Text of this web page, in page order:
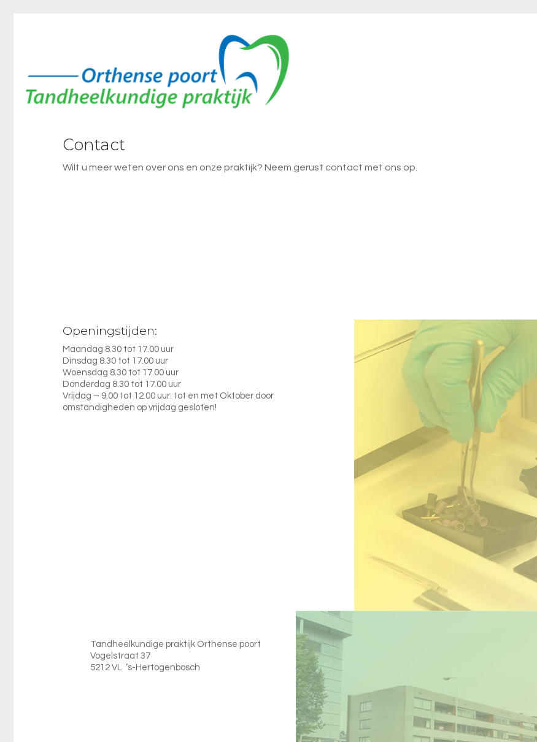
Contact
Wilt u meer weten over ons en onze praktijk? Neem gerust contact met ons op.
Openingstijden:
Maandag 8.30 tot 17.00 uur
Dinsdag 8.30 tot 17.00 uur
Woensdag 8.30 tot 17.00 uur
Donderdag 8.30 tot 17.00 uur
Vrijdag – 9.00 tot 12.00 uur: tot en met Oktober door
omstandigheden op vrijdag gesloten!
Tandheelkundige praktijk Orthense poort
Vogelstraat 37
5212 VL ‘s-Hertogenbosch